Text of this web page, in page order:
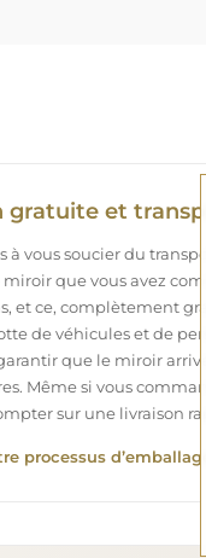
gratuite et
à vous soucier du
que vous avez
et ce, complètement
de véhicules et de
que le miroir
Même si vous
sur une livraison
processus d’emballage.